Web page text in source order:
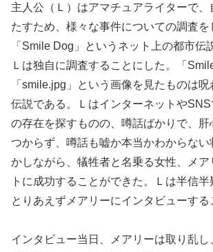
主人公（Ｌ）はアマチュアライターで
たすため、様々な事件についての調査を
「Smile Dog」というネット上の都市伝
Ｌは独自に調査することにした。「
「smile.jpg」という画像を見たものは
伝説である。ＬはインターネットやSNS
の存在を探すものの、噂話ばかりで、肝
つからず、噂話も嘘か本当かわからない
かしながら、犠牲者と名乗る女性、メア
トに成功することができた。Ｌは半信半
とりあえずメアリーにインタビューする
インタビュー当日、メアリーは取り乱